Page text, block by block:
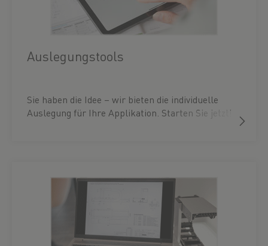
Auslegungstools
Sie haben die Idee – wir bieten die individuelle
Auslegung für Ihre Applikation. Starten Sie jetzt!